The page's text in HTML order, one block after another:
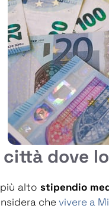
città dove
alto stipendio
che vivere a